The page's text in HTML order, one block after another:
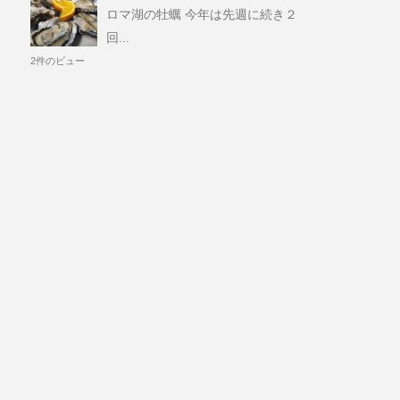
ロマ湖の牡蠣 今年は先週に続き２
回...
2件のビュー